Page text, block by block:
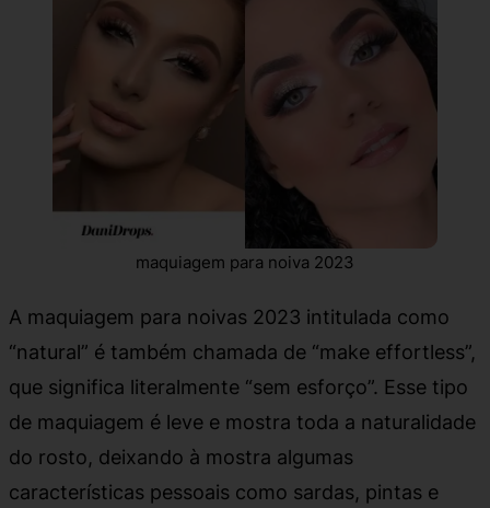
maquiagem para noiva 2023
A maquiagem para noivas 2023 intitulada como
“natural” é também chamada de “make effortless”,
que significa literalmente “sem esforço”. Esse tipo
de maquiagem é leve e mostra toda a naturalidade
do rosto, deixando à mostra algumas
características pessoais como sardas, pintas e